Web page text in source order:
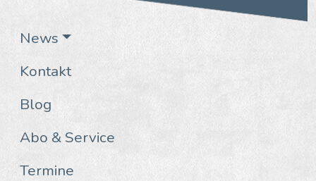
News
Kontakt
Blog
Abo & Service
Termine